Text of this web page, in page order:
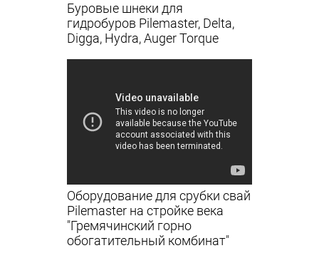
Буровые шнеки для
гидробуров Pilemaster, Delta,
Digga, Hydra, Auger Torque
Оборудование для срубки свай
Pilemaster на стройке века
"Гремячинский горно
обогатительный комбинат"